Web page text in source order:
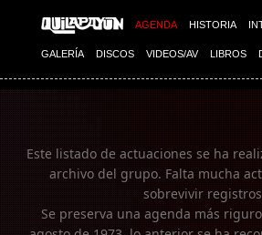
AGENDA HISTORIA
GALERÍA DISCOS VIDEOS/AV LIBROS
Imagen 01
Este listado de actuaciones se ha
archivo del grupo. Falta mucha
sobrevivir
Se preserva una agenda más